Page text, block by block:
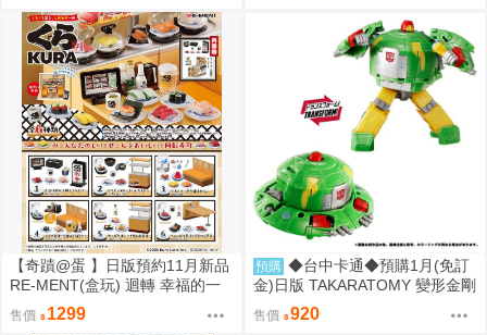
【奇蹟@蛋 】日版預約11月新品
RE-MENT(盒玩) 迴轉 幸福的一
盤 藏壽司 中盒販售
售價 1299
預購 ◆台中卡通◆預購1月(免訂
金)日版 TAKARATOMY 變形金剛
NL-06 地球火種 宇宙飛碟 Cosm
os
售價 920